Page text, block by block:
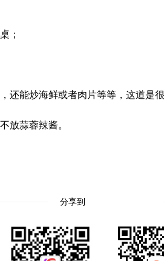
；
还能炒海鲜或者肉片等等，这道是
放蒜蓉辣酱。
分享到